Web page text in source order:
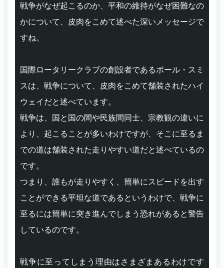
戦争がなぜ起こるのか、平和の維持がなぜ困難なの
かについて、皮肉をこめて述べた深いメッセージで
すね。
国際ロータリークラブの創設者であるポール・スミ
スは、戦争について、皮肉をこめて舗装されたハイ
ウェイだと述べています。
戦争は、国と国の間や民族間同士、宗教観の違いに
より、起こることが多いわけですが、そこに至るま
での道は舗装された走りやすい道だと述べているの
です。
つまり、誰もが走りやすく、簡単にスピードを出す
ことができる平坦な道であるというわけで、戦争に
至るには簡単に突き進んでしまう恐れがあると警告
しているのです。
戦争に至ってしまう理由はさまざまあるわけです